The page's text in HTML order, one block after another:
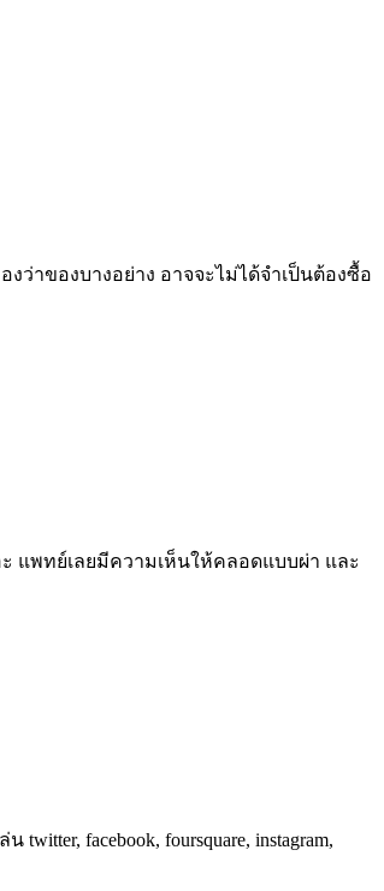
ว่าของบางอย่าง อาจจะไม่ได้จำเป็นต้องซื้อ
แพทย์เลยมีความเห็นให้คลอดแบบผ่า และ
facebook, foursquare, instagram,